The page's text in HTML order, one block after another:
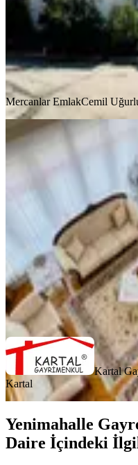
6.850.000
Mercanlar Emlak Cemil
Ara
Mercanlar EmlakCemil
4+1·165
9.750.000
Kartal Gayrimenkulİbrahim
Ara
Kartal
Kartal
Yenimahalle
Daire İçindeki